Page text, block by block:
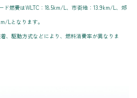
ド燃費はWLTC：18.5km/L、市街地：13.9km/L、郊
Lとなります。
、駆動方式などにより、燃料消費率が異なりま